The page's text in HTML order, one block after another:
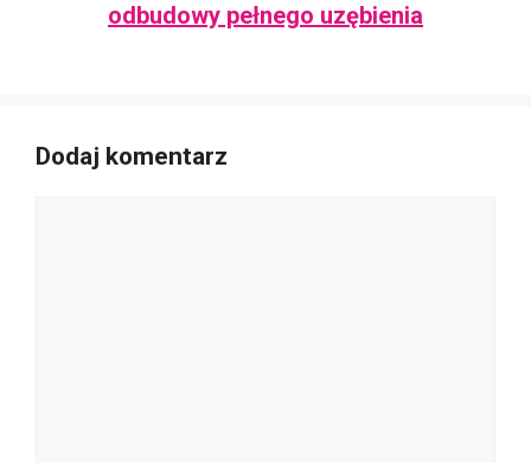
odbudowy pełnego uzębienia
Dodaj komentarz